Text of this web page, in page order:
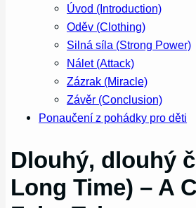
Úvod (Introduction)
Oděv (Clothing)
Silná síla (Strong Power)
Nálet (Attack)
Zázrak (Miracle)
Závěr (Conclusion)
Ponaučení z pohádky pro děti
Dlouhý, dlouhý
Long Time) – A